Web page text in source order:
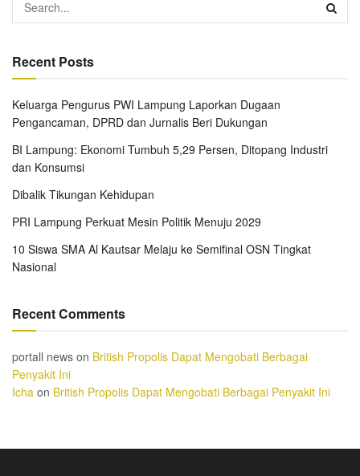
Recent Posts
Keluarga Pengurus PWI Lampung Laporkan Dugaan
Pengancaman, DPRD dan Jurnalis Beri Dukungan
BI Lampung: Ekonomi Tumbuh 5,29 Persen, Ditopang Industri
dan Konsumsi
Dibalik Tikungan Kehidupan
PRI Lampung Perkuat Mesin Politik Menuju 2029
10 Siswa SMA Al Kautsar Melaju ke Semifinal OSN Tingkat
Nasional
Recent Comments
portall news on British Propolis Dapat Mengobati Berbagai
Penyakit Ini
Icha on British Propolis Dapat Mengobati Berbagai Penyakit Ini